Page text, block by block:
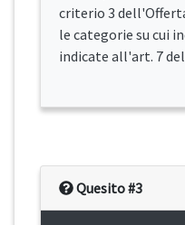
criterio 3
le categorie su cui
indicate all'art. 7 del
Quesito #3